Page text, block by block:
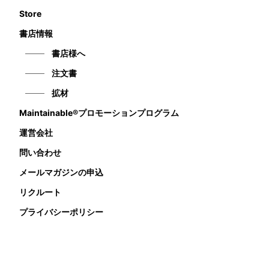
Store
書店情報
書店様へ
注文書
拡材
Maintainable®プロモーションプログラム
運営会社
問い合わせ
メールマガジンの申込
リクルート
プライバシーポリシー